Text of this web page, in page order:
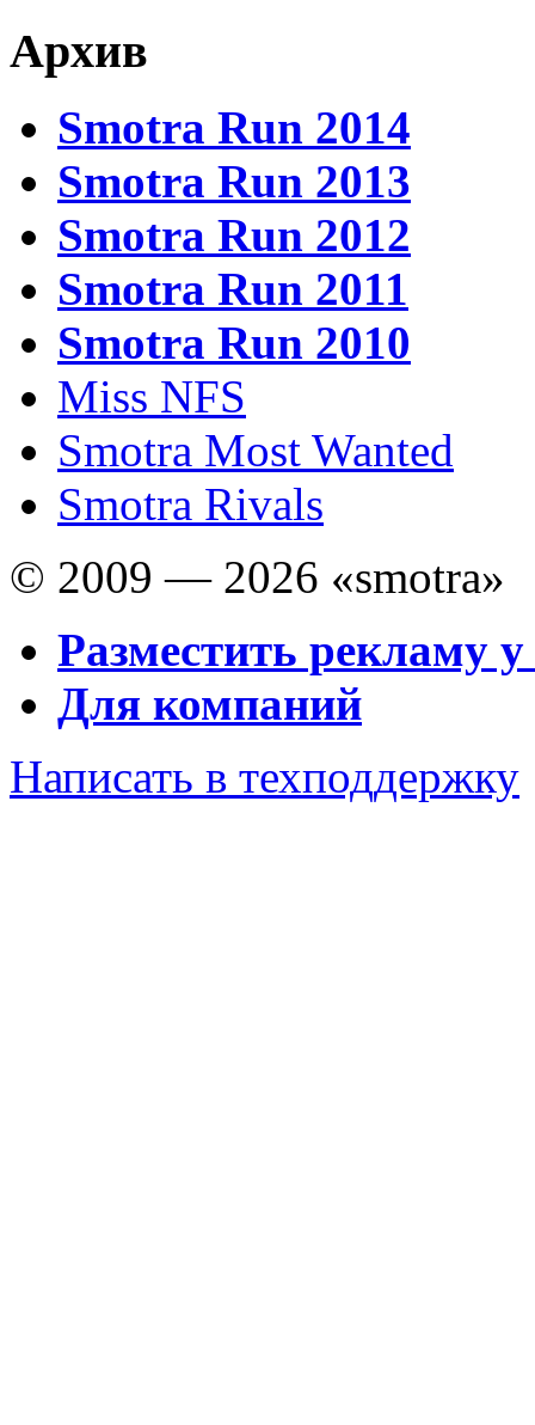
Архив
Smotra Run 2014
Smotra Run 2013
Smotra Run 2012
Smotra Run 2011
Smotra Run 2010
Miss NFS
Smotra Most Wanted
Smotra Rivals
© 2009 — 2026 «smotra»
Разместить рекламу у
Для компаний
Написать в техподдержку